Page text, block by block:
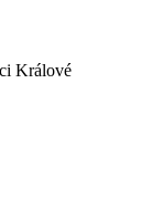
Králové